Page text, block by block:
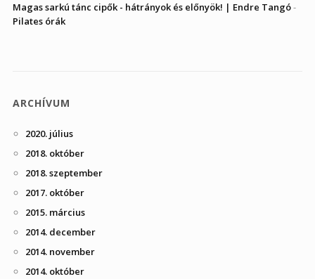
Magas sarkú tánc cipők - hátrányok és előnyök! | Endre Tangó-
Pilates órák
ARCHÍVUM
2020. július
2018. október
2018. szeptember
2017. október
2015. március
2014. december
2014. november
2014. október